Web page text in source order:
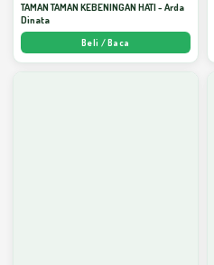
TAMAN TAMAN KEBENINGAN HATI - Arda
Dinata
Beli / Baca